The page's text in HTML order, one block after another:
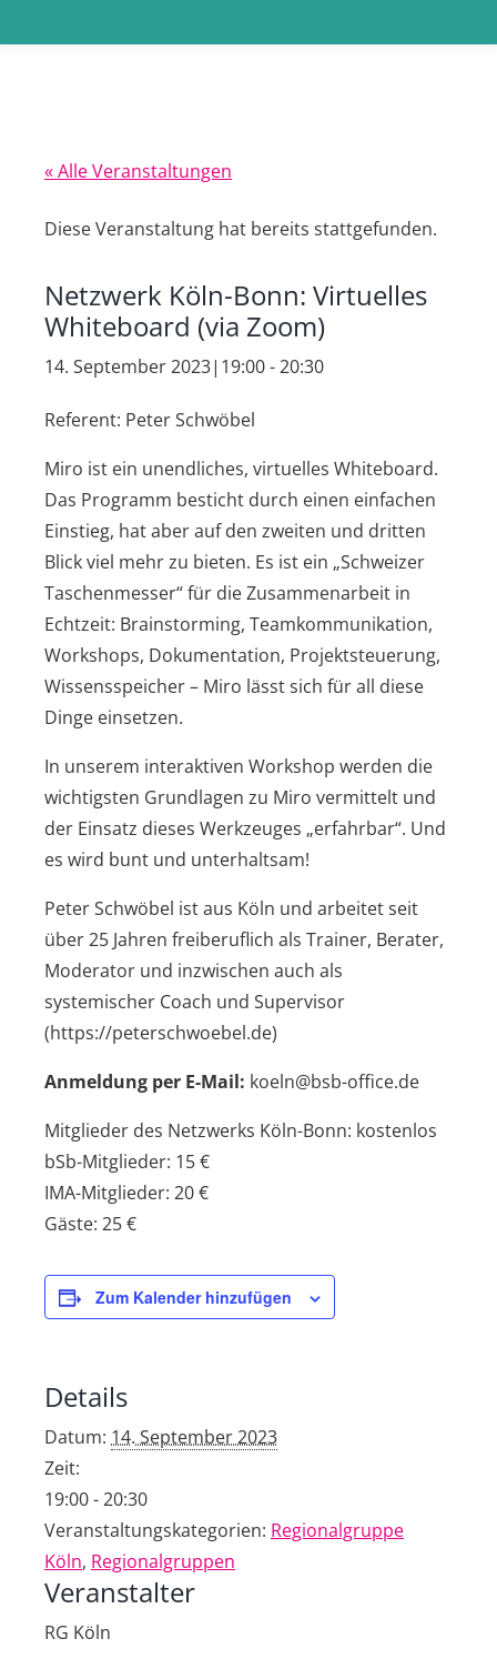
« Alle Veranstaltungen
Diese Veranstaltung hat bereits stattgefunden.
Netzwerk Köln-Bonn: Virtuelles
Whiteboard (via Zoom)
14. September 2023|19:00-20:30
Referent: Peter Schwöbel
Miro ist ein unendliches, virtuelles Whiteboard.
Das Programm besticht durch einen einfachen
Einstieg, hat aber auf den zweiten und dritten
Blick viel mehr zu bieten. Es ist ein „Schweizer
Taschenmesser“ für die Zusammenarbeit in
Echtzeit: Brainstorming, Teamkommunikation,
Workshops, Dokumentation, Projektsteuerung,
Wissensspeicher – Miro lässt sich für all diese
Dinge einsetzen.
In unserem interaktiven Workshop werden die
wichtigsten Grundlagen zu Miro vermittelt und
der Einsatz dieses Werkzeuges „erfahrbar“. Und
es wird bunt und unterhaltsam!
Peter Schwöbel ist aus Köln und arbeitet seit
über 25 Jahren freiberuflich als Trainer, Berater,
Moderator und inzwischen auch als
systemischer Coach und Supervisor
(https://peterschwoebel.de)
Anmeldung per E-Mail: koeln@bsb-office.de
Mitglieder des Netzwerks Köln-Bonn: kostenlos
bSb-Mitglieder: 15 €
IMA-Mitglieder: 20 €
Gäste: 25 €
Zum Kalender hinzufügen
Details
Datum: 14. September 2023
Zeit:
19:00 - 20:30
Veranstaltungskategorien: Regionalgruppe
Köln, Regionalgruppen
Veranstalter
RG Köln